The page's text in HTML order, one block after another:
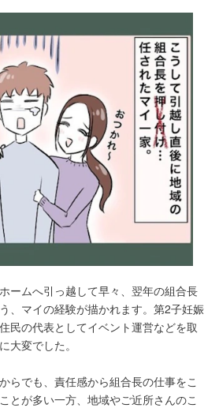
ームへ引っ越して早々、翌年の組合長
、マイの経験が描かれます。第2子妊娠
民の代表としてイベント運営などを取
大変でした。
らでも、責任感から組合長の仕事をこ
とが多い一方、地域やご近所さんのこ